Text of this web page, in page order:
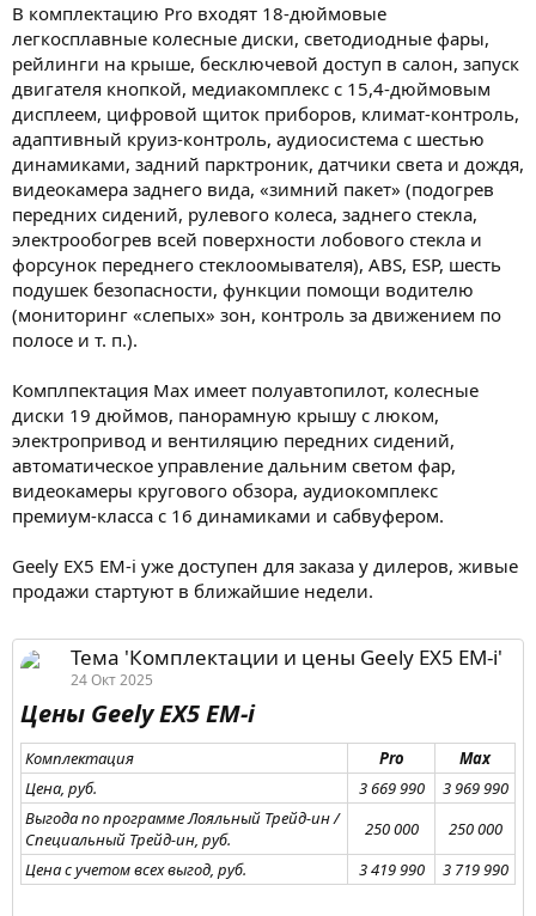
В комплектацию Pro входят 18-дюймовые
легкосплавные колесные диски, светодиодные фары,
рейлинги на крыше, бесключевой доступ в салон, запуск
двигателя кнопкой, медиакомплекс с 15,4-дюймовым
дисплеем, цифровой щиток приборов, климат-контроль,
адаптивный круиз-контроль, аудиосистема с шестью
динамиками, задний парктроник, датчики света и дождя,
видеокамера заднего вида, «зимний пакет» (подогрев
передних сидений, рулевого колеса, заднего стекла,
электрообогрев всей поверхности лобового стекла и
форсунок переднего стеклоомывателя), ABS, ESP, шесть
подушек безопасности, функции помощи водителю
(мониторинг «слепых» зон, контроль за движением по
полосе и т. п.).
Комплпектация Max имеет полуавтопилот, колесные
диски 19 дюймов, панорамную крышу с люком,
электропривод и вентиляцию передних сидений,
автоматическое управление дальним светом фар,
видеокамеры кругового обзора, аудиокомплекс
премиум-класса с 16 динамиками и сабвуфером.
Geely EX5 EM-i уже доступен для заказа у дилеров, живые
продажи стартуют в ближайшие недели.
Тема 'Комплектации и цены Geely EX5 EM-i'
24 Окт 2025
Цены Geely EX5 EM-i​
Комплектация Pro
Max
Цена, руб.
3 669 990​
3 969 990​
Выгода по программе Лояльный Трейд-ин /
Специальный Трейд-ин, руб.
250 000​
250 000​
Цена с учетом всех выгод, руб.
3 419 990​ 3 719 990​